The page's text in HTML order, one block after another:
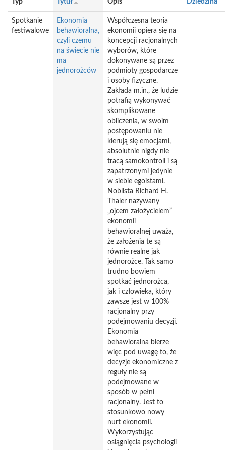
Typ Tytuł Opis Dziedzina
Spotkanie
festiwalowe
Ekonomia
behawioralna,
czyli czemu
na świecie nie
ma
jednorożców
Współczesna teoria
ekonomii opiera się na
koncepcji racjonalnych
wyborów, które
dokonywane są przez
podmioty gospodarcze
i osoby fizyczne.
Zakłada m.in., że ludzie
potrafią wykonywać
skomplikowane
obliczenia, w swoim
postępowaniu nie
kierują się emocjami,
absolutnie nigdy nie
tracą samokontroli i są
zapatrzonymi jedynie
w siebie egoistami.
Noblista Richard H.
Thaler nazywany
„ojcem założycielem”
ekonomii
behawioralnej uważa,
że założenia te są
równie realne jak
jednorożce. Tak samo
trudno bowiem
spotkać jednorożca,
jak i człowieka, który
zawsze jest w 100%
racjonalny przy
podejmowaniu decyzji.
Ekonomia
behawioralna bierze
więc pod uwagę to, że
decyzje ekonomiczne z
reguły nie są
podejmowane w
sposób w pełni
racjonalny. Jest to
stosunkowo nowy
nurt ekonomii.
Wykorzystując
osiągnięcia psychologii